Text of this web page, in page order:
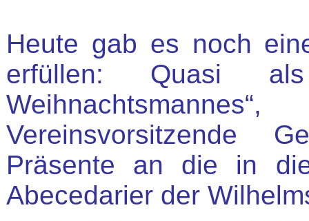
Heute gab es noch
erfüllen: Quasi als
Vereinsvorsitzende
Präsente an die in
Abecedarier der